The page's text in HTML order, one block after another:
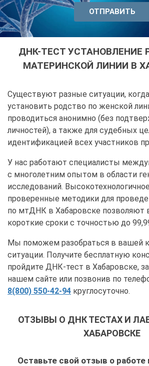
ДНК-ТЕСТ УСТАНОВЛЕНИЕ
МАТЕРИНСКОЙ ЛИНИИ В
Существуют разные ситуации,
установить родство по женской
проводиться анонимно (без
личностей), а также для судебных
идентификацией всех участников
У нас работают специалисты
с многолетним опытом в области
исследований.
проверенные методики для
по мтДНК в Хабаровске позволяют
короткие сроки с точностью до
Мы поможем разобраться в вашей
ситуации. Получите бесплатную
пройдите ДНК-тест в Хабаровске,
нашем сайте или позвонив по
8(800) 550-42-94 круглосуточно.
ОТЗЫВЫ О ДНК ТЕСТАХ И
ХАБАРОВСКЕ
Оставьте свой отзыв о